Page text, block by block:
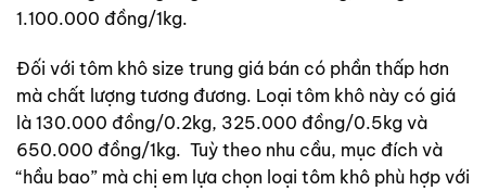
1.100.000 đồng/1kg.
Đối với tôm khô size trung giá bán có phần thấp hơn
mà chất lượng tương đương. Loại tôm khô này có giá
là 130.000 đồng/0.2kg, 325.000 đồng/0.5kg và
650.000 đồng/1kg. Tuỳ theo nhu cầu, mục đích và
“hầu bao” mà chị em lựa chọn loại tôm khô phù hợp với